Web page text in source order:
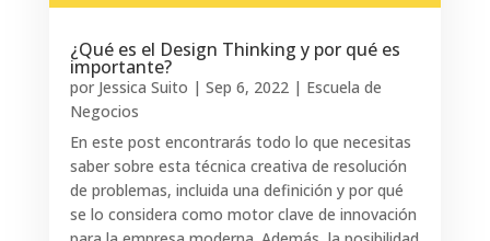
¿Qué es el Design Thinking y por qué es
importante?
por Jessica Suito | Sep 6, 2022| Escuela de
Negocios
En este post encontrarás todo lo que necesitas
saber sobre esta técnica creativa de resolución
de problemas, incluida una definición y por qué
se lo considera como motor clave de innovación